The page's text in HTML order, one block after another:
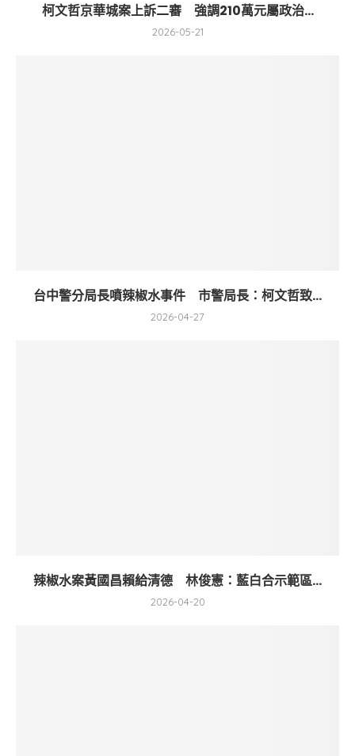
柯文哲京華城案上訴二審 強調210萬元屬政治...
2026-05-21
台中警分局長噴辣椒水事件 市警局長：柯文哲致...
2026-04-27
辣椒水案黃國昌賴給清德 林俊憲：藍白合示範區...
2026-04-20